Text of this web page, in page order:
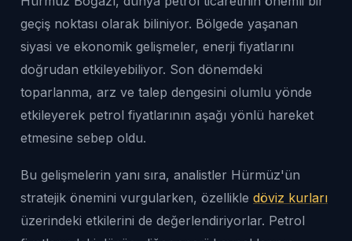
geçiş noktası olarak biliniyor. Bölgede yaşanan
siyasi ve ekonomik gelişmeler, enerji fiyatlarını
doğrudan etkileyebiliyor. Son dönemdeki
toparlanma, arz ve talep dengesini olumlu yönde
etkileyerek petrol fiyatlarının aşağı yönlü hareket
etmesine sebep oldu.
Bu gelişmelerin yanı sıra, analistler Hürmüz'ün
stratejik önemini vurgularken, özellikle döviz kurları
üzerindeki etkilerini de değerlendiriyorlar. Petrol